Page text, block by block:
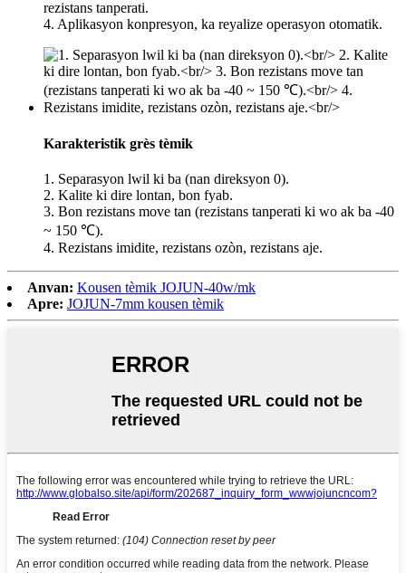
rezistans tanperati.
4. Aplikasyon konpresyon, ka reyalize operasyon otomatik.
Karakteristik grès tèmik
1. Separasyon lwil ki ba (nan direksyon 0).
2. Kalite ki dire lontan, bon fyab.
3. Bon rezistans move tan (rezistans tanperati ki wo ak ba -40
~ 150 ℃).
4. Rezistans imidite, rezistans ozòn, rezistans aje.
Anvan: Kousen tèmik JOJUN-40w/mk
Apre: JOJUN-7mm kousen tèmik